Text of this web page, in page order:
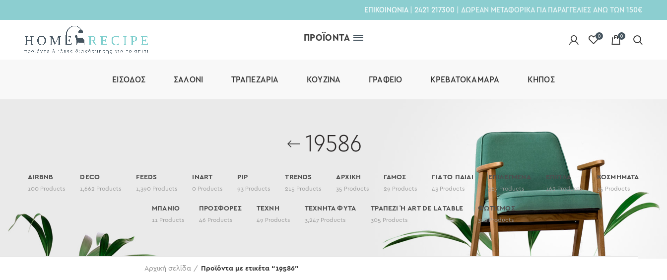
ΕΠΙΚΟΙΝΩΝΙΑ| 2421 217300 | ΔΩΡΕΑΝ ΜΕΤΑΦΟΡΙΚΑ ΓΙΑ ΠΑΡΑΓΓΕΛΙΕΣ ΑΝΩ ΤΩΝ 150€
ΠΡΟΪΟΝΤΑ 0 0
ΕΊΣΟΔΟΣ ΣΑΛΌΝΙ ΤΡΑΠΕΖΑΡΊΑ ΚΟΥΖΊΝΑ ΓΡΑΦΕΊΟ ΚΡΕΒΑΤΟΚΆΜΑΡΑ ΚΉΠΟΣ
19586
AIRBNB
100 Products
DECO
1,662 Products
FEEDS
1,390 Products
INART
0 Products
PIP
93 Products
TRENDS
215 Products
ΑΡΧΙΚΗ
35 Products
ΓΑΜΟΣ
29 Products
ΓΙΑ ΤΟ ΠΑΙΔΙ
43 Products
ΕΠΙΛΕΓΜΕΝΑ
367 Products
ΕΠΙΠΛΑ
162 Products
ΚΟΣΜΗΜΑΤΑ
35 Products
ΜΠΑΝΙΟ
11 Products
ΠΡΟΣΦΟΡΕΣ
46 Products
ΤΕΧΝΗ
49 Products
ΤΕΧΝΗΤΑ ΦΥΤΑ
3,247 Products
ΤΡΑΠΕΖΙ Ή ART DE LA TABLE
305 Products
ΦΩΤΙΣΜΟΣ
318 Products
Αρχική σελίδα Προϊόντα με ετικέτα “19586”